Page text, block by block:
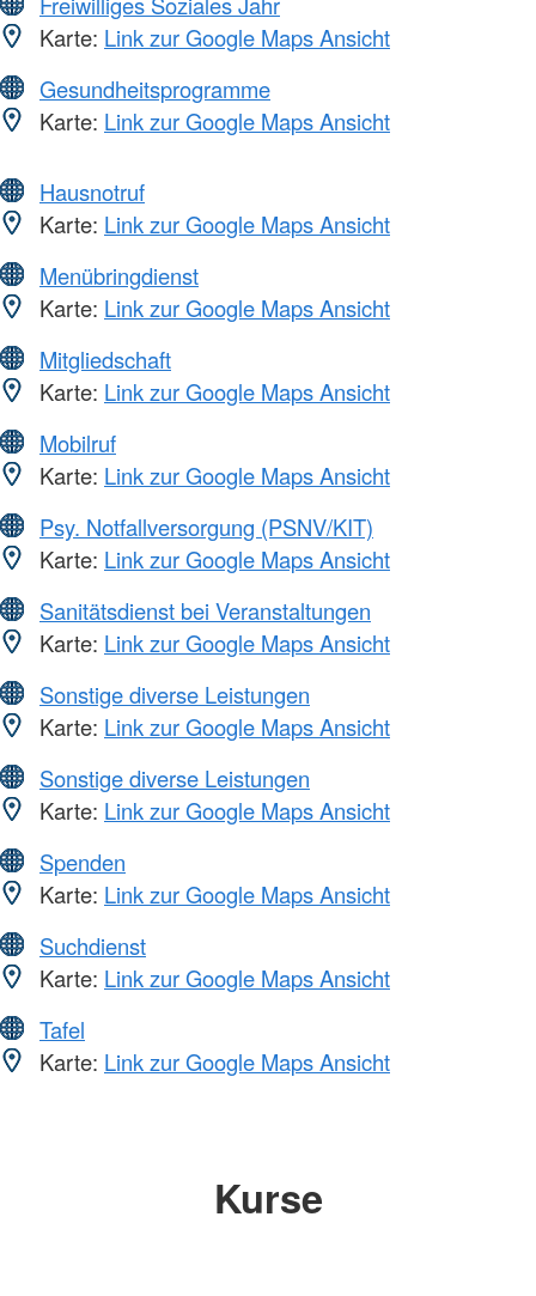
Karte: Link zur Google Maps Ansicht
Gesundheitsprogramme
Karte: Link zur Google Maps Ansicht
Hausnotruf
Karte: Link zur Google Maps Ansicht
Menübringdienst
Karte: Link zur Google Maps Ansicht
Mitgliedschaft
Karte: Link zur Google Maps Ansicht
Mobilruf
Karte: Link zur Google Maps Ansicht
Psy. Notfallversorgung (PSNV/KIT)
Karte: Link zur Google Maps Ansicht
Sanitätsdienst bei Veranstaltungen
Karte: Link zur Google Maps Ansicht
Sonstige diverse Leistungen
Karte: Link zur Google Maps Ansicht
Sonstige diverse Leistungen
Karte: Link zur Google Maps Ansicht
Spenden
Karte: Link zur Google Maps Ansicht
Suchdienst
Karte: Link zur Google Maps Ansicht
Tafel
Karte: Link zur Google Maps Ansicht
Kurse